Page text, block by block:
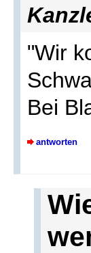
"Wir
Bei
antworten